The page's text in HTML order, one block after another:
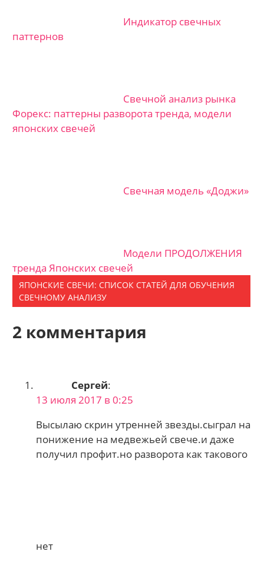
Индикатор свечных
паттернов
Свечной анализ рынка
Форекс: паттерны разворота тренда, модели
японских свечей
Свечная модель «Доджи»
Модели ПРОДОЛЖЕНИЯ
тренда Японских свечей
ЯПОНСКИЕ СВЕЧИ: СПИСОК СТАТЕЙ ДЛЯ ОБУЧЕНИЯ
СВЕЧНОМУ АНАЛИЗУ
2 комментария
Сергей:
13 июля 2017 в 0:25
Высылаю скрин утренней звезды.сыграл на
понижение на медвежьей свече.и даже
получил профит.но разворота как такового
нет